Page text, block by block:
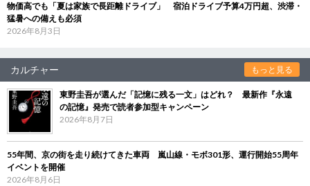
物価高でも「夏は家族で長距離ドライブ」 宿泊ドライブ予算4万円超、渋滞・
猛暑への備えも必須
2026年8月3日
カルチャー もっと見る
東野圭吾が選んだ「記憶に残る一文」はどれ？ 最新作『永遠
の記憶』発売で読者参加型キャンペーン
2026年8月7日
55年間、京の街を走り続けてきた車両 嵐山線・モボ301形、運行開始55周年
イベントを開催
2026年8月6日